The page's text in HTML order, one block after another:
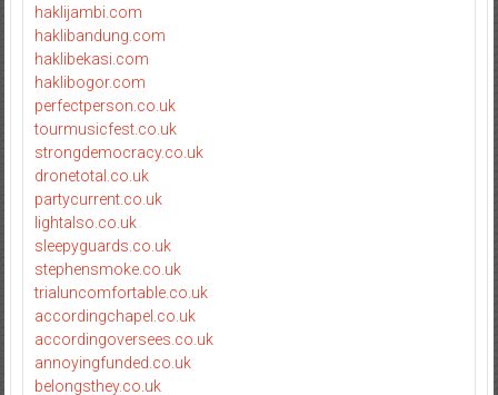
haklijambi.com
haklibandung.com
haklibekasi.com
haklibogor.com
perfectperson.co.uk
tourmusicfest.co.uk
strongdemocracy.co.uk
dronetotal.co.uk
partycurrent.co.uk
lightalso.co.uk
sleepyguards.co.uk
stephensmoke.co.uk
trialuncomfortable.co.uk
accordingchapel.co.uk
accordingoversees.co.uk
annoyingfunded.co.uk
belongsthey.co.uk